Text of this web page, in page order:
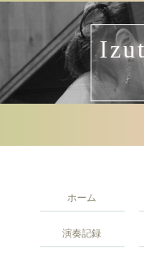
ホーム
演奏記録